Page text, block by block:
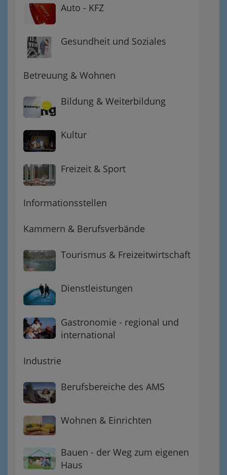
Auto - KFZ
Gesundheit und Soziales
Betreuung & Wohnen
Bildung & Weiterbildung
Kultur
Freizeit & Sport
Informationsstellen
Kammern & Berufsverbände
Tourismus & Freizeitwirtschaft
Dienstleistungen
Gastronomie - regional und
international
Industrie
Berufsbereiche des AMS
Wohnen & Einrichten
Bauen - der Weg zum eigenen
Haus